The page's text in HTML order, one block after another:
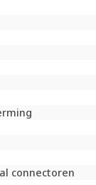
connectoren